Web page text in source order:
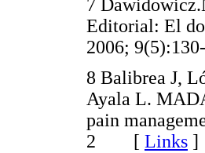
7
Editorial: El
2006;
8 Balibrea J,
Ayala L.
pain
2 [ Links ]